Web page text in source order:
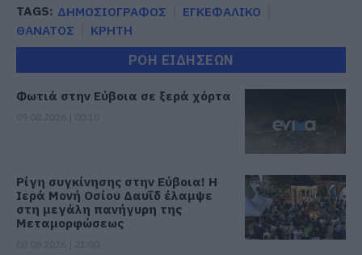
TAGS: ΔΗΜΟΣΙΟΓΡΑΦΟΣ
ΕΓΚΕΦΑΛΙΚΟ
ΘΑΝΑΤΟΣ
ΚΡΗΤΗ
ΡΟΗ ΕΙΔΗΣΕΩΝ
Φωτιά στην Εύβοια σε ξερά χόρτα
Ρίγη συγκίνησης στην Εύβοια! Η
Ιερά Μονή Οσίου Δαυΐδ έλαμψε
στη μεγάλη πανήγυρη της
Μεταμορφώσεως